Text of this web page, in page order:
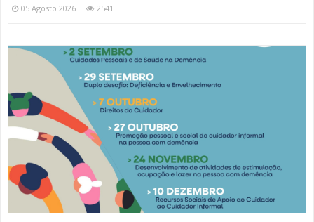
05 Agosto 2026 2541